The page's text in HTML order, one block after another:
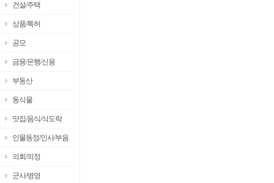
건설/주택
상품/특허
공모
금융/은행/신용
부동산
동식물
맛집/음식/식도락
인물동정/인사/부음
의회/의정
군사/병영